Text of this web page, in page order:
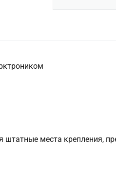
штатные места крепления,